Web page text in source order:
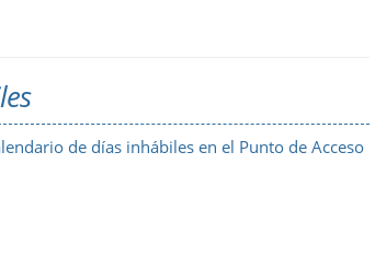
de días inhábiles en el Punto de Acceso